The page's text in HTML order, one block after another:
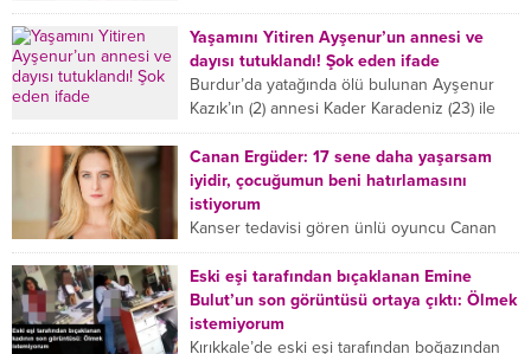
(Urticaria), deride veya...
Yaşamını Yitiren Ayşenur’un annesi ve
dayısı tutuklandı! Şok eden ifade
Burdur’da yatağında ölü bulunan Ayşenur
Kazık’ın (2) annesi Kader Karadeniz (23) ile
dayısı Hızır Tunç Çetinkaya (19) tutuklandı.
Çetinkaya, ifadesinde...
Canan Ergüder: 17 sene daha yaşarsam
iyidir, çocuğumun beni hatırlamasını
istiyorum
Kanser tedavisi gören ünlü oyuncu Canan
Ergüder, hastalık sürecini anlattı: Meme
kanserine yakalanan ünlü oyuncu Canan
Ergüder aklıma ilk ölümün...
Eski eşi tarafından bıçaklanan Emine
Bulut’un son görüntüsü ortaya çıktı: Ölmek
istemiyorum
Kırıkkale’de eski eşi tarafından boğazından